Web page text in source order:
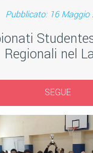
Pubblicato: 16 Maggio
Regionali nel
SEGUE